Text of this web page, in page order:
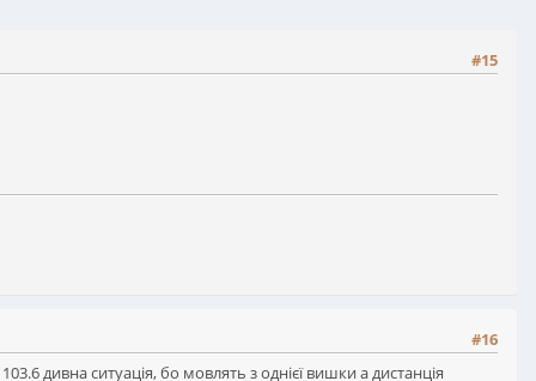
#15
#16
дивна ситуація, бо мовлять з однієї вишки а дистанція